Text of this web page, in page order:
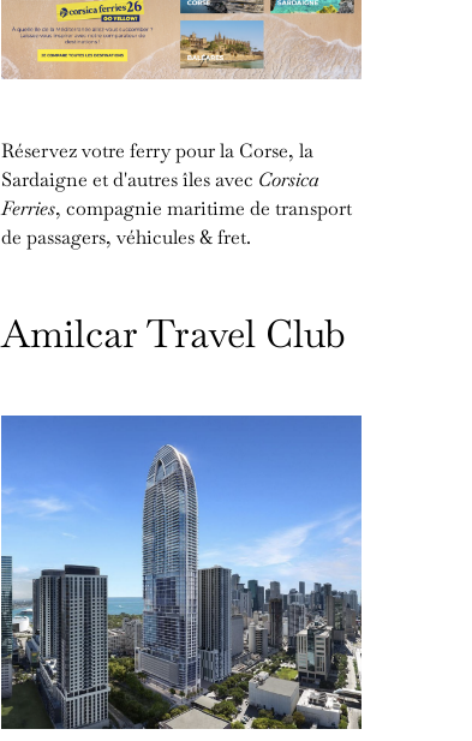
Réservez votre ferry pour la Corse, la
Sardaigne et d'autres îles avec Corsica
Ferries, compagnie maritime de transport
de passagers, véhicules & fret.
Amilcar Travel Club